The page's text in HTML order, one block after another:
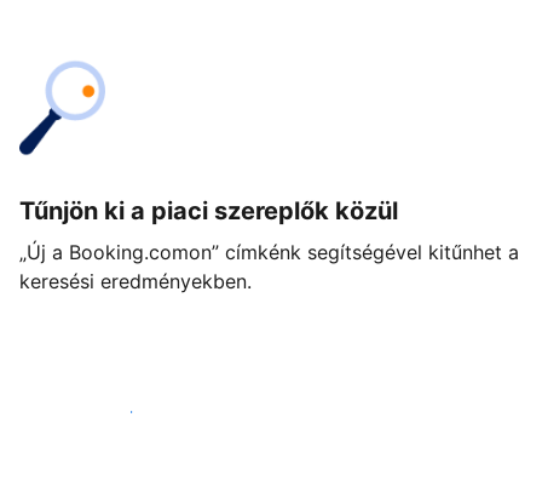
Tűnjön ki a piaci szereplők közül
„Új a Booking.comon” címkénk segítségével kitűnhet a
keresési eredményekben.
Vágjon bele még ma